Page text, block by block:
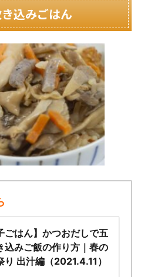
込みごはん
ごはん】かつおだしで五
込みご飯の作り方｜春の
り 出汁編（2021.4.11）